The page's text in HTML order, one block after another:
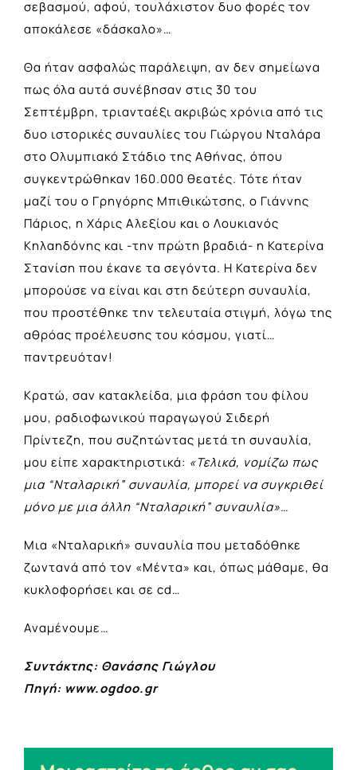
σεβασμού, αφού, τουλάχιστον δυο φορές τον
αποκάλεσε «δάσκαλο»…
Θα ήταν ασφαλώς παράλειψη, αν δεν σημείωνα
πως όλα αυτά συνέβησαν στις 30 του
Σεπτέμβρη, τριανταέξι ακριβώς χρόνια από τις
δυο ιστορικές συναυλίες του Γιώργου Νταλάρα
στο Ολυμπιακό Στάδιο της Αθήνας, όπου
συγκεντρώθηκαν 160.000 θεατές. Τότε ήταν
μαζί του ο Γρηγόρης Μπιθικώτσης, ο Γιάννης
Πάριος, η Χάρις Αλεξίου και ο Λουκιανός
Κηλαηδόνης και -την πρώτη βραδιά- η Κατερίνα
Στανίση που έκανε τα σεγόντα. Η Κατερίνα δεν
μπορούσε να είναι και στη δεύτερη συναυλία,
που προστέθηκε την τελευταία στιγμή, λόγω της
αθρόας προέλευσης του κόσμου, γιατί…
παντρευόταν!
Κρατώ, σαν κατακλείδα, μια φράση του φίλου
μου, ραδιοφωνικού παραγωγού Σιδερή
Πρίντεζη, που συζητώντας μετά τη συναυλία,
μου είπε χαρακτηριστικά: «Τελικά, νομίζω πως
μια “Νταλαρική” συναυλία, μπορεί να συγκριθεί
μόνο με μια άλλη “Νταλαρική” συναυλία»…
Μια «Νταλαρική» συναυλία που μεταδόθηκε
ζωντανά από τον «Μέντα» και, όπως μάθαμε, θα
κυκλοφορήσει και σε cd…
Αναμένουμε…
Συντάκτης: Θανάσης Γιώγλου
Πηγή: www.ogdoo.gr